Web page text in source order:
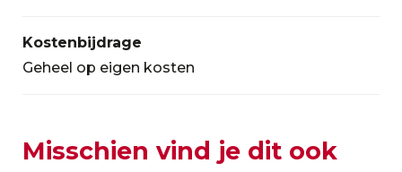
Kostenbijdrage
Geheel op eigen kosten
Misschien vind je dit ook